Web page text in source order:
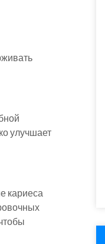
улучшает
кариеса